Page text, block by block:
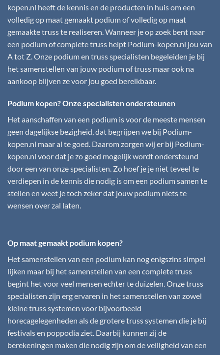
kopen.nl heeft de kennis en de producten in huis om een
volledig op maat gemaakt podium of volledig op maat
gemaakte truss te realiseren. Wanneer je op zoek bent naar
een podium of complete truss helpt Podium-kopen.nl jou van
A tot Z. Onze podium en truss specialisten begeleiden je bij
het samenstellen van jouw podium of truss maar ook na
aankoop blijven ze voor jou goed bereikbaar.
Podium kopen? Onze specialisten ondersteunen
Het aanschaffen van een podium is voor de meeste mensen
geen dagelijkse bezigheid, dat begrijpen we bij Podium-
kopen.nl maar al te goed. Daarom zorgen wij er bij Podium-
kopen.nl voor dat je zo goed mogelijk wordt ondersteund
door een van onze specialisten. Zo hoef je je niet teveel te
verdiepen in de kennis die nodig is om een podium samen te
stellen en weet je toch zeker dat jouw podium niets te
wensen over zal laten.
Op maat gemaakt podium kopen?
Het samenstellen van een podium kan nog enigszins simpel
lijken maar bij het samenstellen van een complete truss
begint het voor veel mensen echter te duizelen. Onze truss
specialisten zijn erg ervaren in het samenstellen van zowel
kleine truss systemen voor bijvoorbeeld
horecagelegenheden als de grotere truss systemen die je bij
festivals en poppodia ziet. Daarbij kunnen zij de
berekeningen maken die nodig zijn om de veiligheid van een